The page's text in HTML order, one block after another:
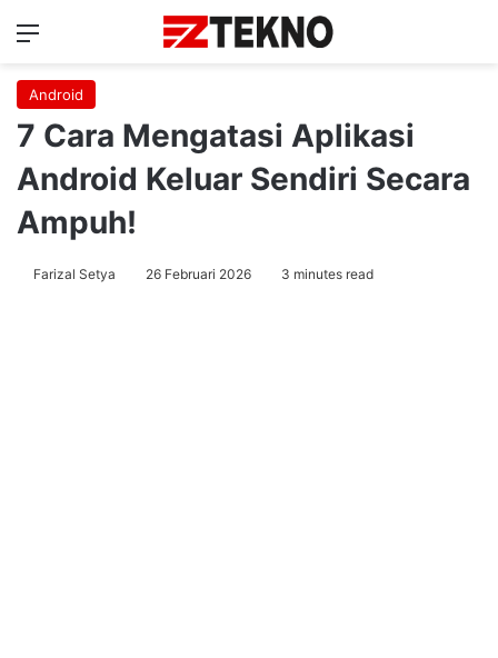
Menu
Android
7 Cara Mengatasi Aplikasi
Android Keluar Sendiri Secara
Ampuh!
Farizal Setya 26 Februari 2026 3 minutes read